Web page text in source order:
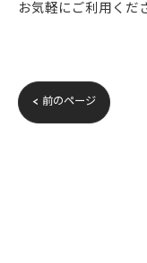
お気軽にご利用くだ
< 前のページ